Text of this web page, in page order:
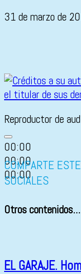
31 de marzo de
Reproductor de
00:00
00:00
00:00
COMPARTE
SOCIALES
Otros contenidos...
EL GARAJE.